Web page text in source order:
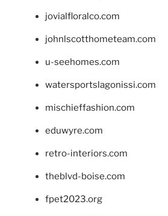
jovialfloralco.com
johnlscotthometeam.com
u-seehomes.com
watersportslagonissi.com
mischieffashion.com
eduwyre.com
retro-interiors.com
theblvd-boise.com
fpet2023.org